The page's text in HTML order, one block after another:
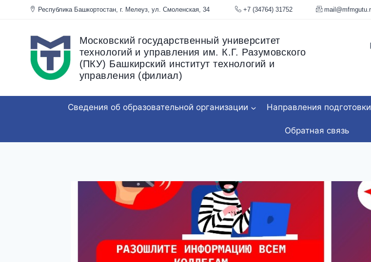
Перейти
Республика Башкортостан, г. Мелеуз, ул. Смоленская, 34 +7 (34764) 31752
Московский государственный университет
технологий и управления им. К.Г. Разумовского
(ПКУ) Башкирский институт технологий и
управления (филиал)
Сведения об образовательной организации Направления подготовки
Обратная связь